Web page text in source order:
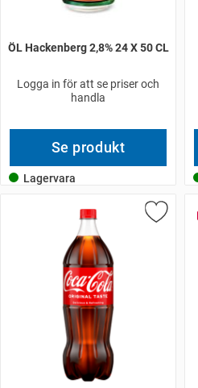
ÖL Hackenberg 2,8% 24 X 50 CL
Logga in för att se priser och
handla
Se produkt
Lagervara